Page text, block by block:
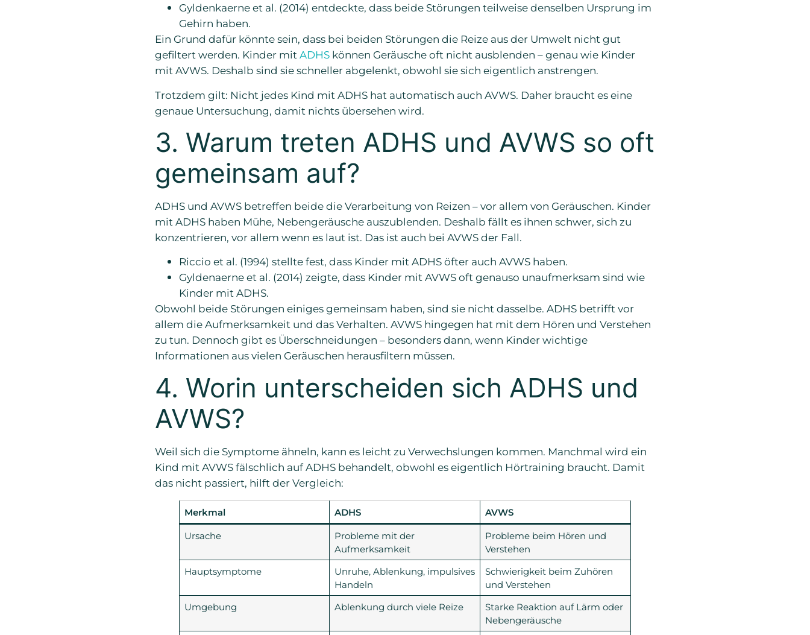
Gyldenkaerne et al. (2014) entdeckte, dass beide Störungen teilweise denselben Ursprung im
Gehirn haben.
Ein Grund dafür könnte sein, dass bei beiden Störungen die Reize aus der Umwelt nicht gut
gefiltert werden. Kinder mit ADHS können Geräusche oft nicht ausblenden – genau wie Kinder
mit AVWS. Deshalb sind sie schneller abgelenkt, obwohl sie sich eigentlich anstrengen.
Trotzdem gilt: Nicht jedes Kind mit ADHS hat automatisch auch AVWS. Daher braucht es eine
genaue Untersuchung, damit nichts übersehen wird.
3. Warum treten ADHS und AVWS so oft
gemeinsam auf?
ADHS und AVWS betreffen beide die Verarbeitung von Reizen – vor allem von Geräuschen. Kinder
mit ADHS haben Mühe, Nebengeräusche auszublenden. Deshalb fällt es ihnen schwer, sich zu
konzentrieren, vor allem wenn es laut ist. Das ist auch bei AVWS der Fall.
Riccio et al. (1994) stellte fest, dass Kinder mit ADHS öfter auch AVWS haben.
Gyldenaerne et al. (2014) zeigte, dass Kinder mit AVWS oft genauso unaufmerksam sind wie
Kinder mit ADHS.
Obwohl beide Störungen einiges gemeinsam haben, sind sie nicht dasselbe. ADHS betrifft vor
allem die Aufmerksamkeit und das Verhalten. AVWS hingegen hat mit dem Hören und Verstehen
zu tun. Dennoch gibt es Überschneidungen – besonders dann, wenn Kinder wichtige
Informationen aus vielen Geräuschen herausfiltern müssen.
4. Worin unterscheiden sich ADHS und
AVWS?
Weil sich die Symptome ähneln, kann es leicht zu Verwechslungen kommen. Manchmal wird ein
Kind mit AVWS fälschlich auf ADHS behandelt, obwohl es eigentlich Hörtraining braucht. Damit
das nicht passiert, hilft der Vergleich:
Merkmal ADHS
AVWS
Ursache
Probleme mit der
Aufmerksamkeit
Probleme beim Hören und
Verstehen
Hauptsymptome
Unruhe, Ablenkung, impulsives
Handeln
Schwierigkeit beim Zuhören
und Verstehen
Umgebung
Ablenkung durch viele Reize
Starke Reaktion auf Lärm oder
Nebengeräusche